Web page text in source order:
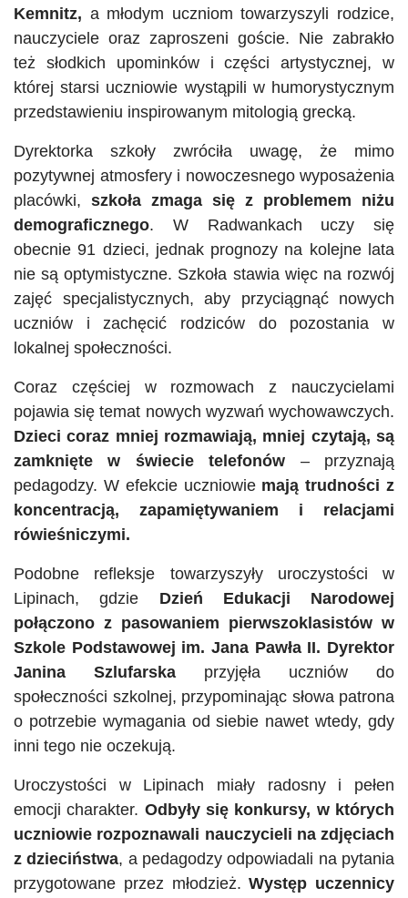
Kemnitz, a młodym uczniom towarzyszyli rodzice,
nauczyciele oraz zaproszeni goście. Nie zabrakło
też słodkich upominków i części artystycznej, w
której starsi uczniowie wystąpili w humorystycznym
przedstawieniu inspirowanym mitologią grecką.
Dyrektorka szkoły zwróciła uwagę, że mimo
pozytywnej atmosfery i nowoczesnego wyposażenia
placówki, szkoła zmaga się z problemem niżu
demograficznego. W Radwankach uczy się
obecnie 91 dzieci, jednak prognozy na kolejne lata
nie są optymistyczne. Szkoła stawia więc na rozwój
zajęć specjalistycznych, aby przyciągnąć nowych
uczniów i zachęcić rodziców do pozostania w
lokalnej społeczności.
Coraz częściej w rozmowach z nauczycielami
pojawia się temat nowych wyzwań wychowawczych.
Dzieci coraz mniej rozmawiają, mniej czytają, są
zamknięte w świecie telefonów – przyznają
pedagodzy. W efekcie uczniowie mają trudności z
koncentracją, zapamiętywaniem i relacjami
rówieśniczymi.
Podobne refleksje towarzyszyły uroczystości w
Lipinach, gdzie Dzień Edukacji Narodowej
połączono z pasowaniem pierwszoklasistów w
Szkole Podstawowej im. Jana Pawła II. Dyrektor
Janina Szlufarska przyjęła uczniów do
społeczności szkolnej, przypominając słowa patrona
o potrzebie wymagania od siebie nawet wtedy, gdy
inni tego nie oczekują.
Uroczystości w Lipinach miały radosny i pełen
emocji charakter. Odbyły się konkursy, w których
uczniowie rozpoznawali nauczycieli na zdjęciach
z dzieciństwa, a pedagodzy odpowiadali na pytania
przygotowane przez młodzież.Występ uczennicy